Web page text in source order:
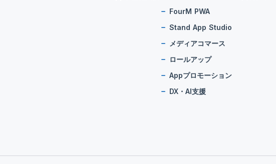
FourM PWA
Stand App Studio
メディアコマース
ロールアップ
Appプロモーション
DX・AI支援